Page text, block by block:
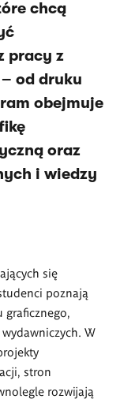
chcą
pracy z
od druku
obejmuje
oraz
i wiedzy
się
poznają
graficznego,
W
stron
rozwijają